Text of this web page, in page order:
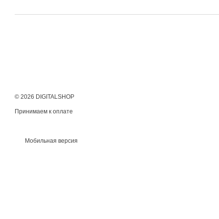
© 2026 DIGITALSHOP
Принимаем к оплате
Мобильная версия